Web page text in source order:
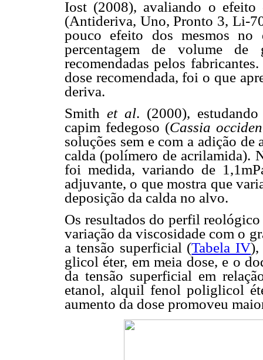
Iost (2008), avaliando o efeito
(Antideriva, Uno, Pronto 3, Li-
pouco efeito dos mesmos no
percentagem de volume de
recomendadas pelos
dose recomendada, foi o que
deriva.
Smith et al. (2000),
capim fedegoso (Cassia
soluções sem e com a adição
calda (polímero de acrilamida).
foi medida, variando de
adjuvante, o que mostra que
deposição da calda no alvo.
Os resultados do perfil
variação da viscosidade com o
a tensão superficial (Tabela IV),
glicol éter, em meia dose, e o
da tensão superficial em
etanol, alquil fenol poliglicol
aumento da dose promoveu